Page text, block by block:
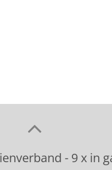
- 9 x in